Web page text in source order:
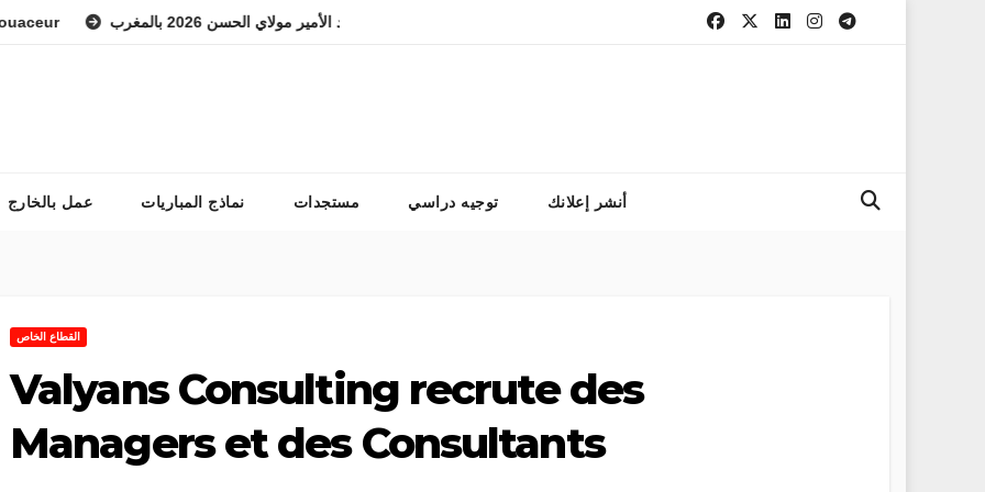
التسجيل في مباراة المعهد الوطني للفرس ولي العهد الأمير مولاي الحسن 2026 بالمغرب
عمل بالخارج نماذج المباريات مستجدات توجيه دراسي أنشر إعلانك
القطاع الخاص
Valyans Consulting recrute des
Managers et des Consultants